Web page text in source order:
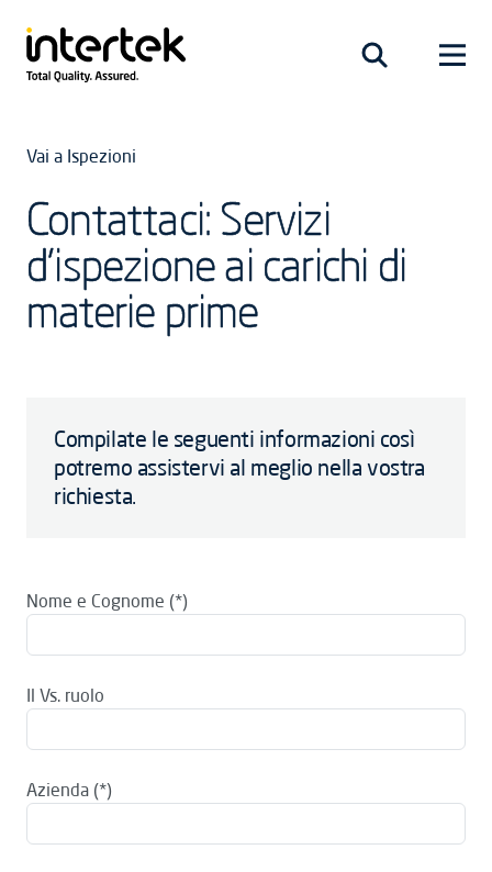
Vai a Ispezioni
Contattaci: Servizi
d’ispezione ai carichi di
materie prime
Compilate le seguenti informazioni così
potremo assistervi al meglio nella vostra
richiesta.
Nome e Cognome
Il Vs. ruolo
Azienda